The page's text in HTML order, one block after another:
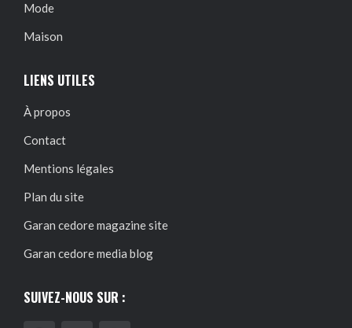
Mode
Maison
LIENS UTILES
À propos
Contact
Mentions légales
Plan du site
Garan cedore magazine site
Garan cedore media blog
SUIVEZ-NOUS SUR :